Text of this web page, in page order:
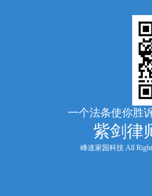
一个法条使你胜
紫剑律
峰迷家园科技 All